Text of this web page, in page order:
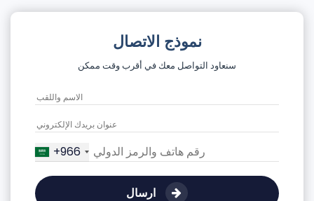
نموذج الاتصال
سنعاود التواصل معك في أقرب وقت ممكن
+966